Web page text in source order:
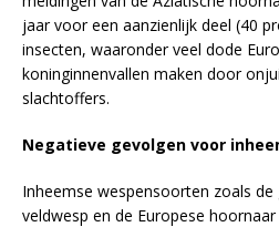
jaar voor een aanzienlijk deel (40
insecten, waaronder veel dode
koninginnenvallen maken door
slachtoffers.
Negatieve gevolgen voor
Inheemse wespensoorten zoals
veldwesp en de Europese